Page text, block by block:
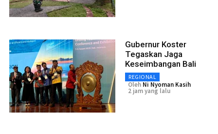
Gubernur Koster
Tegaskan Jaga
Keseimbangan Bali
REGIONAL
Oleh Ni Nyoman Kasih
2 jam yang lalu